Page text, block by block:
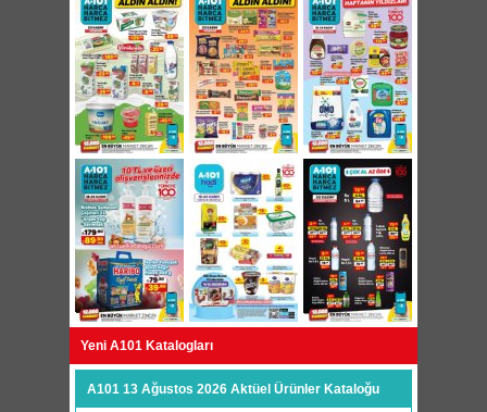
Yeni A101 Katalogları
A101 13 Ağustos 2026 Aktüel Ürünler Kataloğu